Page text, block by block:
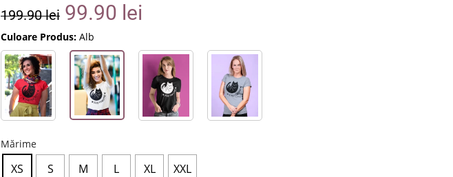
199.90lei 99.90 lei
Culoare Produs: Alb
Mărime
XS S M L XL XXL